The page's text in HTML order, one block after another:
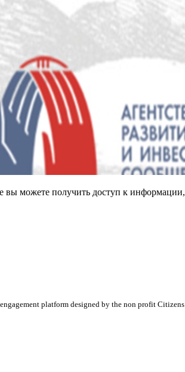
вы можете получить доступ к
platform designed by the non profit